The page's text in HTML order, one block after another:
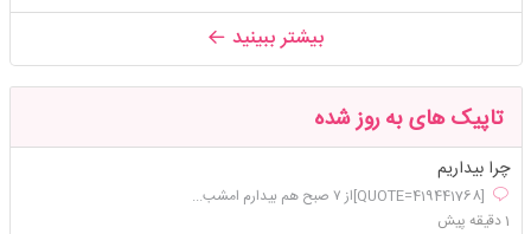
بیشتر ببینید
تاپیک های به روز شده
چرا بیداریم
[QUOTE=419441768]از ۷ صبح هم بیدارم امشب...
1 دقیقه پیش